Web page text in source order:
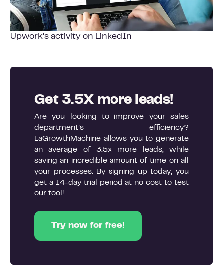
Upwork’s activity on LinkedIn
Get 3.5X more leads!
Are you looking to improve your sales
department’s efficiency?
LaGrowthMachine allows you to generate
an average of 3.5x more leads, while
saving an incredible amount of time on all
your processes. By signing up today, you
get a 14-day trial period at no cost to test
our tool!
Try now for free!